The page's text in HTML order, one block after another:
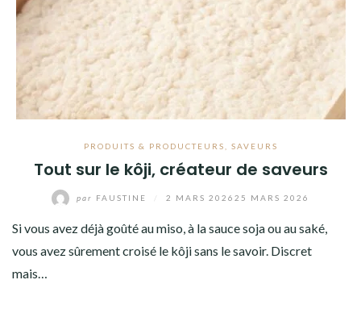
PRODUITS & PRODUCTEURS SAVEURS
Tout sur le kôji, créateur de saveurs
par FAUSTINE 2 MARS 2026 25 MARS 2026
Si vous avez déjà goûté au miso, à la sauce soja ou au saké,
vous avez sûrement croisé le kôji sans le savoir. Discret
mais…